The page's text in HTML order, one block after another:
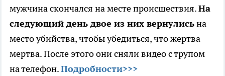
мужчина скончался на месте происшествия.На
следующий день двое из них вернулисьна
место убийства, чтобы убедиться, что жертва
мертва. После этого они сняли видео с трупом
на телефон.Подробности>>>